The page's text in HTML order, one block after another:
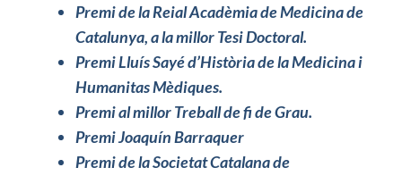
Premi de la Reial Acadèmia de Medicina de
Catalunya, a la millor Tesi Doctoral.
Premi Lluís Sayé d’Història de la Medicina i
Humanitas Mèdiques.
Premi al millor Treball de fi de Grau.
Premi Joaquín Barraquer
Premi de la Societat Catalana de